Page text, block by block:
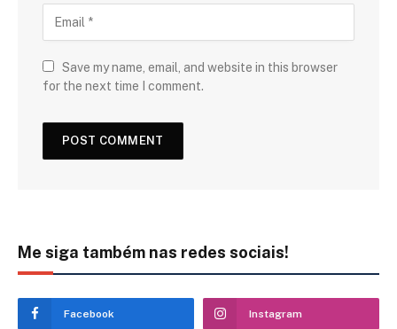
Save my name, email, and website in this browser
for the next time I comment.
Me siga também nas redes sociais!
Facebook Instagram